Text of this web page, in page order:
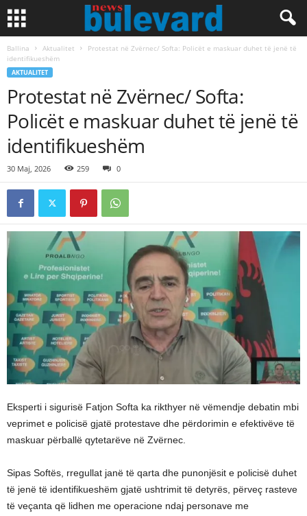
Ballina Aktualitet
Protestat në Zvërnec/ Softa: Policët e maskuar duhet të jenë të
identifikueshëm
AKTUALITET
Protestat në Zvërnec/ Softa:
Policët e maskuar duhet të jenë të
identifikueshëm
30 Maj, 2026 259 0
Eksperti i sigurisë Fatjon Softa ka rikthyer në vëmendje debatin mbi
veprimet e policisë gjatë protestave dhe përdorimin e efektivëve të
maskuar përballë qytetarëve në Zvërnec.
Sipas Softës, rregullat janë të qarta dhe punonjësit e policisë duhet
të jenë të identifikueshëm gjatë ushtrimit të detyrës, përveç rasteve
të veçanta që lidhen me operacione ndaj personave me